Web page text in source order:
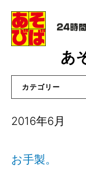
content
あ
カテゴリー
2016年6月
お手製。